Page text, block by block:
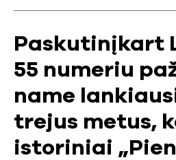
Paskutinįkart
55 numeriu
name
trejus metus,
istoriniai